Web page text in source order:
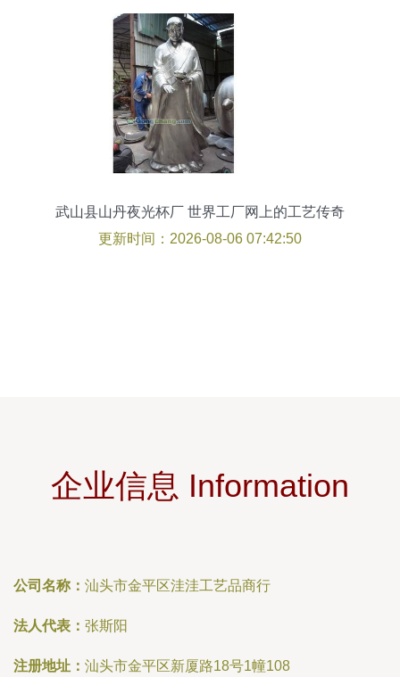
武山县山丹夜光杯厂 世界工厂网上的工艺传奇
更新时间：2026-08-06 07:42:50
企业信息 Information
公司名称： 汕头市金平区洼洼工艺品商行
法人代表： 张斯阳
注册地址： 汕头市金平区新厦路18号1幢108